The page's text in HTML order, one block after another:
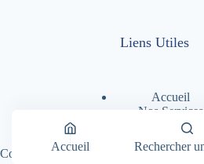
Liens Utiles
Accueil
Nos Services
Nos Centres
A Propos
Copyright © 2026 - Dentimad |
Accueil Rechercher